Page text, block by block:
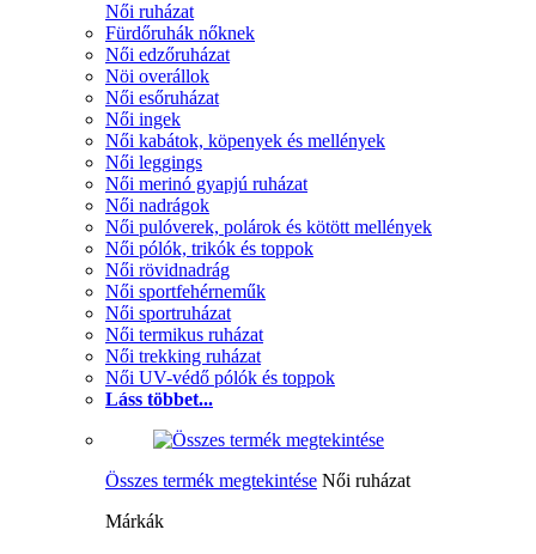
Női ruházat
Fürdőruhák nőknek
Női edzőruházat
Nöi overállok
Női esőruházat
Női ingek
Női kabátok, köpenyek és mellények
Női leggings
Női merinó gyapjú ruházat
Női nadrágok
Női pulóverek, polárok és kötött mellények
Női pólók, trikók és toppok
Női rövidnadrág
Női sportfehérneműk
Női sportruházat
Női termikus ruházat
Női trekking ruházat
Női UV-védő pólók és toppok
Láss többet...
Összes termék megtekintése Női ruházat
Márkák